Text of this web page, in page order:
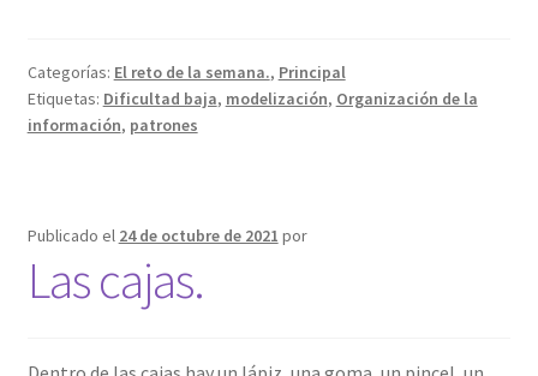
Categorías: El reto de la semana., Principal
Etiquetas: Dificultad baja, modelización, Organización de la
información, patrones
Publicado el 24 de octubre de 2021 por
Las cajas.